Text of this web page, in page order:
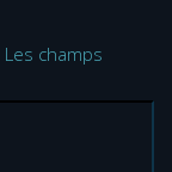
Les champs